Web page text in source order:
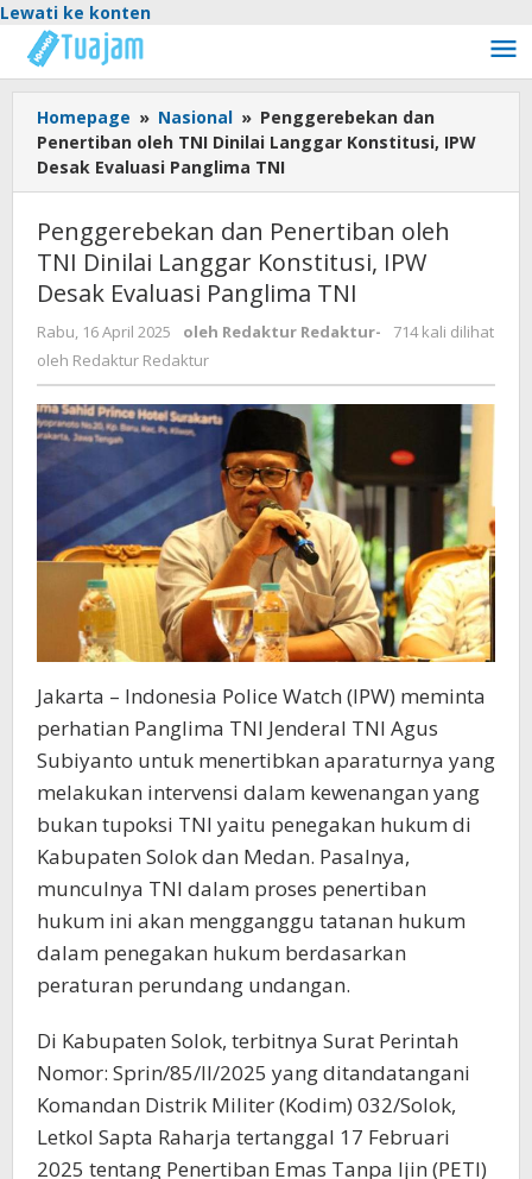
Lewati ke konten
Homepage » Nasional » Penggerebekan dan
Penertiban oleh TNI Dinilai Langgar Konstitusi, IPW
Desak Evaluasi Panglima TNI
Penggerebekan dan Penertiban oleh
TNI Dinilai Langgar Konstitusi, IPW
Desak Evaluasi Panglima TNI
Rabu, 16 April 2025 oleh Redaktur Redaktur-
714 kali dilihat
oleh Redaktur Redaktur
Jakarta – Indonesia Police Watch (IPW) meminta
perhatian Panglima TNI Jenderal TNI Agus
Subiyanto untuk menertibkan aparaturnya yang
melakukan intervensi dalam kewenangan yang
bukan tupoksi TNI yaitu penegakan hukum di
Kabupaten Solok dan Medan. Pasalnya,
munculnya TNI dalam proses penertiban
hukum ini akan mengganggu tatanan hukum
dalam penegakan hukum berdasarkan
peraturan perundang undangan.
Di Kabupaten Solok, terbitnya Surat Perintah
Nomor: Sprin/85/II/2025 yang ditandatangani
Komandan Distrik Militer (Kodim) 032/Solok,
Letkol Sapta Raharja tertanggal 17 Februari
2025 tentang Penertiban Emas Tanpa Ijin (PETI)